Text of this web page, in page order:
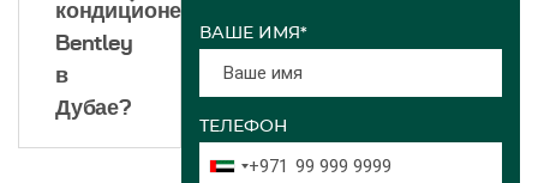
кондиционера
Bentley
в
Дубае?
ВАШЕ ИМЯ*
ТЕЛЕФОН
+971